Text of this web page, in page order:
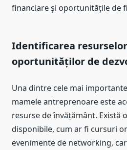
financiare și oportunitățile de
Identificarea
oportunităților de
Una dintre cele mai
mamele antreprenoare este
resurse de învățământ. Există
disponibile, cum ar fi cursuri
evenimente de networking,